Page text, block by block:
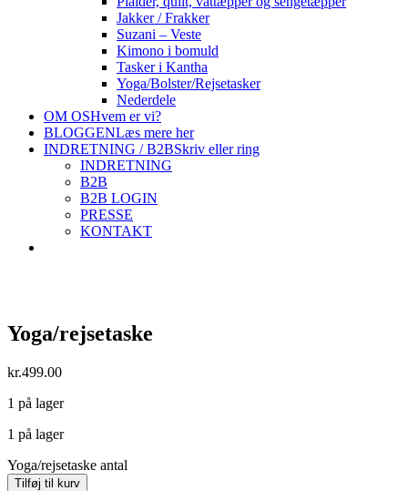
Jakker / Frakker
Suzani – Veste
Kimono i bomuld
Tasker i Kantha
Yoga/Bolster/Rejsetasker
Nederdele
OM OSHvem er vi?
BLOGGENLæs mere her
INDRETNING / B2BSkriv eller ring
INDRETNING
B2B
B2B LOGIN
PRESSE
KONTAKT
Yoga/rejsetaske
kr.499.00
1 på lager
1 på lager
Yoga/rejsetaske antal
Tilføj til kurv